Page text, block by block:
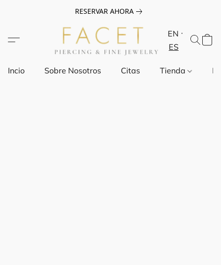
RESERVAR AHORA
EN
ES
Incio Sobre Nosotros Citas Tienda